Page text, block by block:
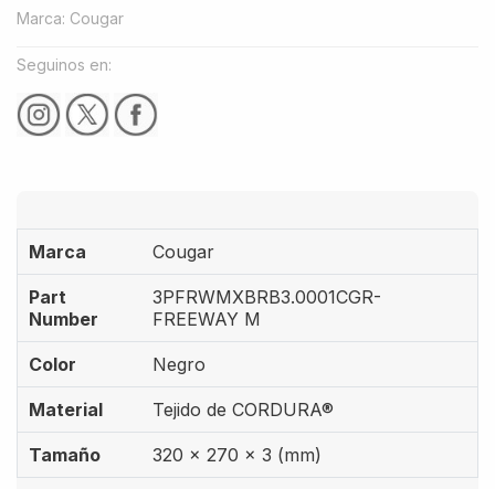
Marca: Cougar
Seguinos en:
Marca Cougar
Part
Number
3PFRWMXBRB3.0001CGR-
FREEWAY M
Color Negro
Material Tejido de CORDURA®
Tamaño 320 x 270 x 3 (mm)